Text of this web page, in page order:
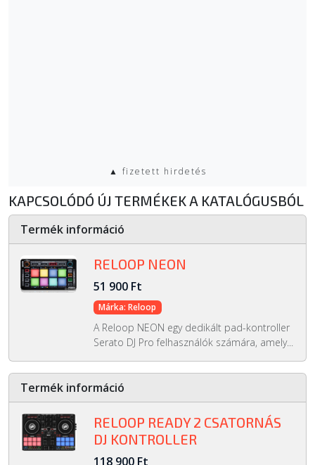
▲ fizetett hirdetés
KAPCSOLÓDÓ ÚJ TERMÉKEK A KATALÓGUSBÓL
Termék információ
RELOOP NEON
51 900 Ft
Márka: Reloop
A Reloop NEON egy dedikált pad-kontroller
Serato DJ Pro felhasználók számára, amely...
Termék információ
RELOOP READY 2 CSATORNÁS
DJ KONTROLLER
118 900 Ft